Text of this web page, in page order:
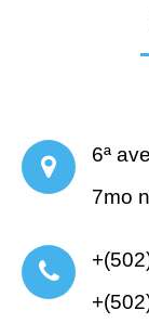
6ª
7mo